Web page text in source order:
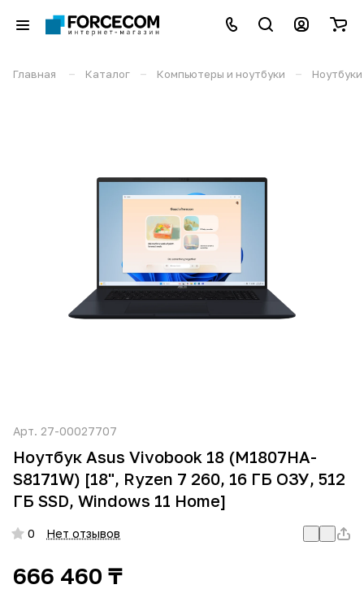
Главная – Каталог – Компьютеры и ноутбуки – Ноутбуки
Арт. 27-00027707
Ноутбук Asus Vivobook 18 (M1807HA-
S8171W) [18", Ryzen 7 260, 16 ГБ ОЗУ, 512
ГБ SSD, Windows 11 Home]
0 Нет отзывов
666 460 ₸